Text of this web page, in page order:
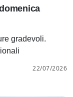
gradevoli.
22/07/2026